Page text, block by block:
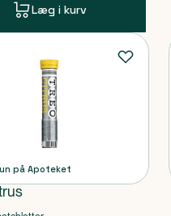
Læg i kurv
på Apoteket